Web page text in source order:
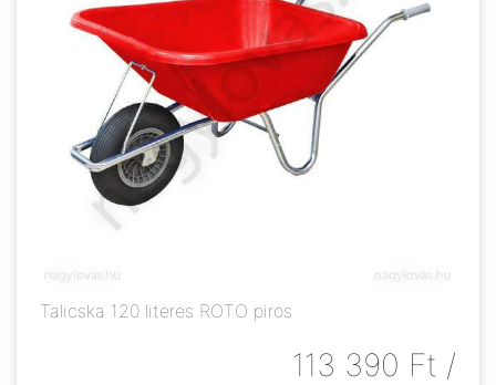
Talicska 120 literes ROTO piros
113 390 Ft /